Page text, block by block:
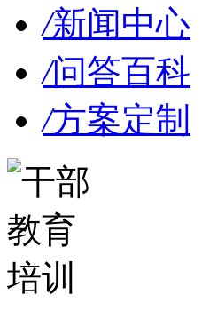
/新闻中心
/问答百科
/方案定制